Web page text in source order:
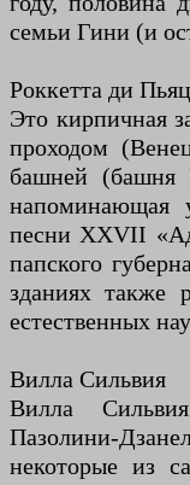
семьи Гини (и
Роккетта ди
Это кирпичная
проходом
башней (башня
напоминающая
песни XXVII
папского
зданиях также
естественных
Вилла Сильвия
Вилла
Пазолини-
некоторые из